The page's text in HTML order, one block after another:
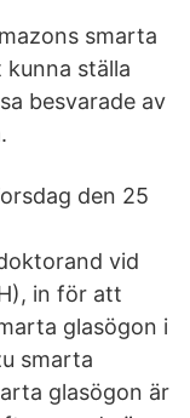
smarta
ställa
besvarade av
den 25
vid
in för att
glasögon i
smarta
glasögon är